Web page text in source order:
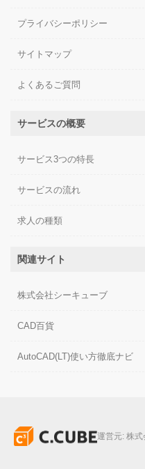
プライバシーポリシー
サイトマップ
よくあるご質問
サービスの概要
サービス3つの特長
サービスの流れ
求人の種類
関連サイト
株式会社シーキューブ
CAD百貨
AutoCAD(LT)使い方徹底ナビ
運営元: 株式